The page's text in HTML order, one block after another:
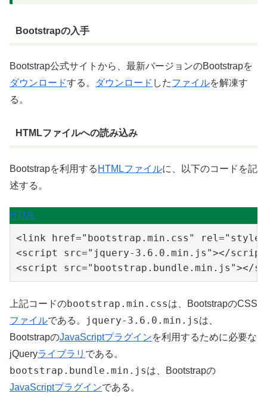
Bootstrapの入手
Bootstrap公式サイトから、最新バージョンのBootstrapを
ダウンロードする。 ダウンロード したファイルを解凍す
る。
HTMLファイルへの読み込み
Bootstrapを利用する HTMLファイルに、以下のコードを記
述する。
HTML
<link href="bootstrap.min.css" rel=
<script src="jquery-3.6.0.min.js"></script
<script src="bootstrap.bundle.min.js"></
上記コードのbootstrap.min.cssは、BootstrapのCSS
ファイルである。 jquery-3.6.0.min.jsは、
BootstrapのJavaScriptプラグインを利用するために必要な
jQueryライブラリ である。
bootstrap.bundle.min.jsは、Bootstrapの
JavaScriptプラグインである。